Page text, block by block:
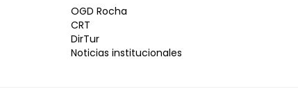
OGD Rocha
CRT
DirTur
Noticias institucionales